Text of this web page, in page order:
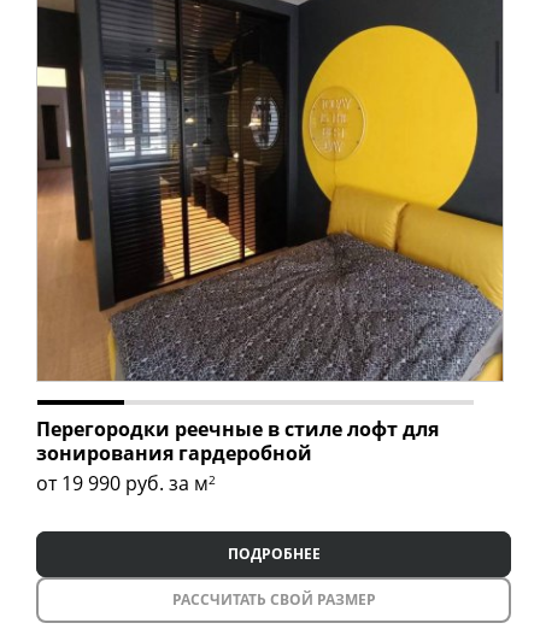
Перегородки реечные в стиле лофт для
зонирования гардеробной
от 19 990 руб. за м2
ПОДРОБНЕЕ
РАССЧИТАТЬ СВОЙ РАЗМЕР